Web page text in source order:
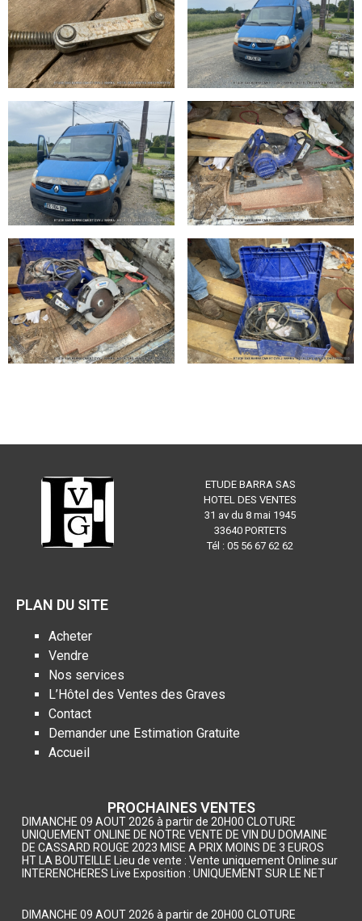
ETUDE BARRA SAS
HOTEL DES VENTES
31 av du 8 mai 1945
33640 PORTETS
Tél : 05 56 67 62 62
PLAN DU SITE
Acheter
Vendre
Nos services
L’Hôtel des Ventes des Graves
Contact
Demander une Estimation Gratuite
Accueil
PROCHAINES VENTES
DIMANCHE 09 AOUT 2026 à partir de 20H00 CLOTURE
UNIQUEMENT ONLINE DE NOTRE VENTE DE VIN DU DOMAINE
DE CASSARD ROUGE 2023 MISE A PRIX MOINS DE 3 EUROS
HT LA BOUTEILLE Lieu de vente : Vente uniquement Online sur
INTERENCHERES Live Exposition : UNIQUEMENT SUR LE NET
DIMANCHE 09 AOUT 2026 à partir de 20H00 CLOTURE